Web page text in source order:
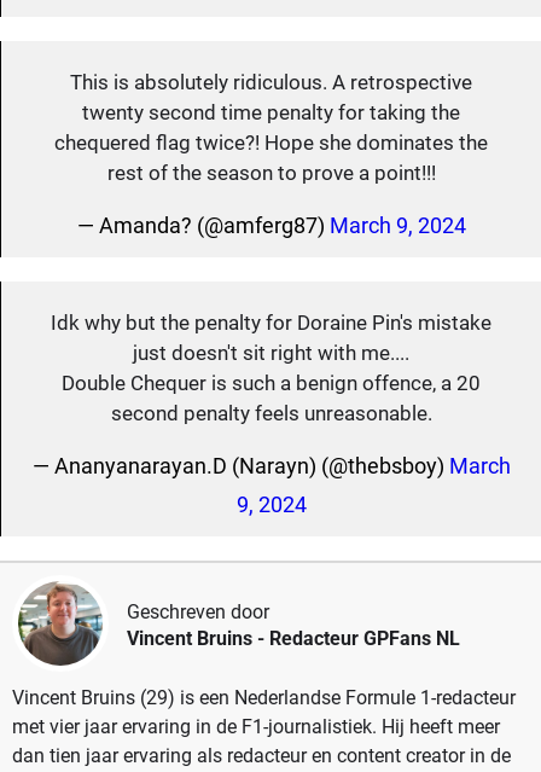
This is absolutely ridiculous. A retrospective
twenty second time penalty for taking the
chequered flag twice?! Hope she dominates the
rest of the season to prove a point!!!
— Amanda? (@amferg87) March 9, 2024
Idk why but the penalty for Doraine Pin's mistake
just doesn't sit right with me....
Double Chequer is such a benign offence, a 20
second penalty feels unreasonable.
— Ananyanarayan.D (Narayn) (@thebsboy) March
9, 2024
Geschreven door
Vincent Bruins - Redacteur GPFans NL
Vincent Bruins (29) is een Nederlandse Formule 1-redacteur
met vier jaar ervaring in de F1-journalistiek. Hij heeft meer
dan tien jaar ervaring als redacteur en content creator in de